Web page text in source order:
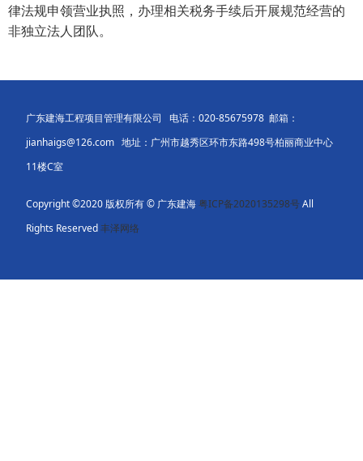
律法规申领营业执照，办理相关税务手续后开展规范经营的
非独立法人团队。
广东建海工程项目管理有限公司 电话：020-85675978 邮箱：
jianhaigs@126.com 地址：广州市越秀区环市东路498号柏丽商业中心
11楼C室
Copyright ©2020 版权所有 © 广东建海粤ICP备2020135298号All
Rights Reserved丰泽网络